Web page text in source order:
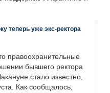
теперь уже экс-ректора
правоохранительные
бывшего ректора
стало известно,
Как сообщалось,